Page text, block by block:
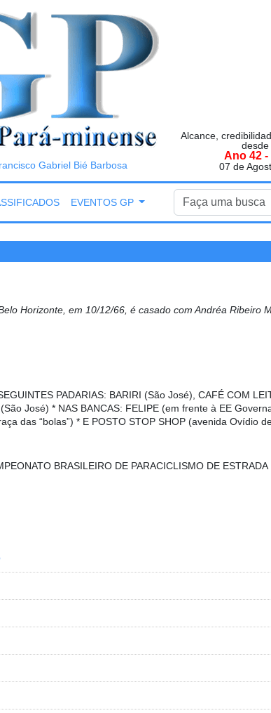
Gabriel Bié Barbosa
Alcance,
Ano 42 -
07 de
EVENTOS GP
Horizonte, em 10/12/66, é casado com Andréa Ribeiro
PADARIAS: BARIRI (São José), CAFÉ COM
José) * NAS BANCAS: FELIPE (em frente à EE
das “bolas”) * E POSTO STOP SHOP (avenida Ovídio
BRASILEIRO DE PARACICLISMO DE ESTRADA